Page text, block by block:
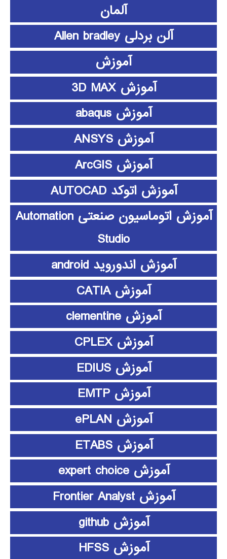
آلمان
آلن بردلی Allen bradley
آموزش
آموزش 3D MAX
آموزش abaqus
آموزش ANSYS
آموزش ArcGIS
آموزش اتوکد AUTOCAD
آموزش اتوماسیون صنعتی Automation
Studio
آموزش اندوروید android
آموزش CATIA
آموزش clementine
آموزش CPLEX
آموزش EDIUS
آموزش EMTP
آموزش ePLAN
آموزش ETABS
آموزش expert choice
آموزش Frontier Analyst
آموزش github
آموزش HFSS